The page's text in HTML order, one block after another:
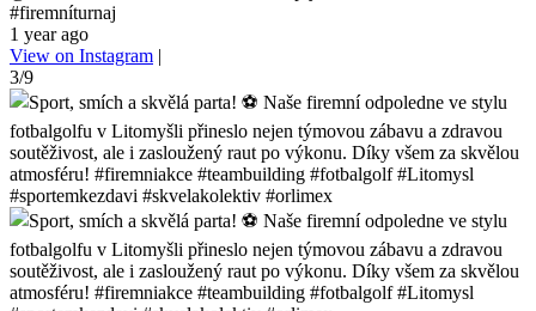
#firemníturnaj
1 year ago
View on Instagram |
3/9